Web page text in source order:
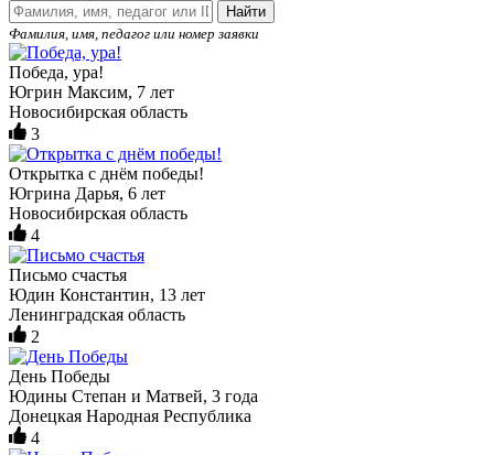
Найти
Фамилия, имя, педагог или номер заявки
Победа, ура!
Югрин Максим, 7 лет
Новосибирская область
3
Открытка с днём победы!
Югрина Дарья, 6 лет
Новосибирская область
4
Письмо счастья
Юдин Константин, 13 лет
Ленинградская область
2
День Победы
Юдины Степан и Матвей, 3 года
Донецкая Народная Республика
4